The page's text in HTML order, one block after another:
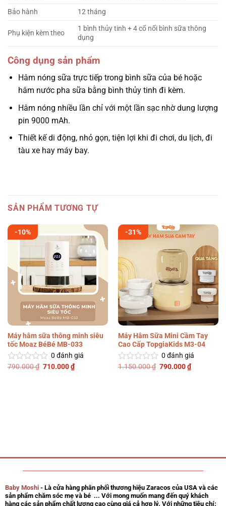
Bảo hành
12 tháng
Phụ kiện kèm theo
1 bình thủy tinh + 4 cổ nối bình sữa thông
dụng
Công dụng sản phẩm
Hâm nóng sữa trực tiếp trong bình sữa của bé hoặc
hâm nước pha sữa bằng bình thủy tinh đi kèm.
Hâm nóng nhiều lần chỉ với một lần sạc nhờ dung lượng
pin 9000 mAh.
Thiết kế di động, nhỏ gọn, tiện lợi khi đi chơi, du lịch, đi
tàu xe hay máy bay.
SẢN PHẨM TƯƠNG TỰ
-10%
Máy hâm sữa thông minh siêu
tốc Moaz BéBé MB-033
Được
0 đánh giá
790.000₫ Giá
710.000₫Giá
hiện
-31%
Máy Hâm Sữa Mini Cầm Tay
Cao Cấp TopgiaKids M3-04
Được
0 đánh giá
1.150.000₫ Giá
790.000₫Giá
hiện
Baby Moshi- Là cửa hàng phân phối thương hiệu Zaracos của USA và các
sản phẩm chăm sóc mẹ và bé ... Với mong muốn mang đến quý khách
hàng các sản phẩm chất lượng cao cùng giá cả hợp lý. Với những tiêu chí: